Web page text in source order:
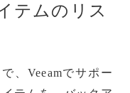
テムのリス
、Veeamでサポー